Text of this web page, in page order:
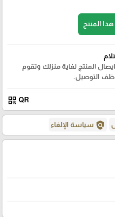
المنتج
المنتج لغاية منزلك وتقوم
التوصيل.
QR
qr_code
policy سياسة الإلغاء